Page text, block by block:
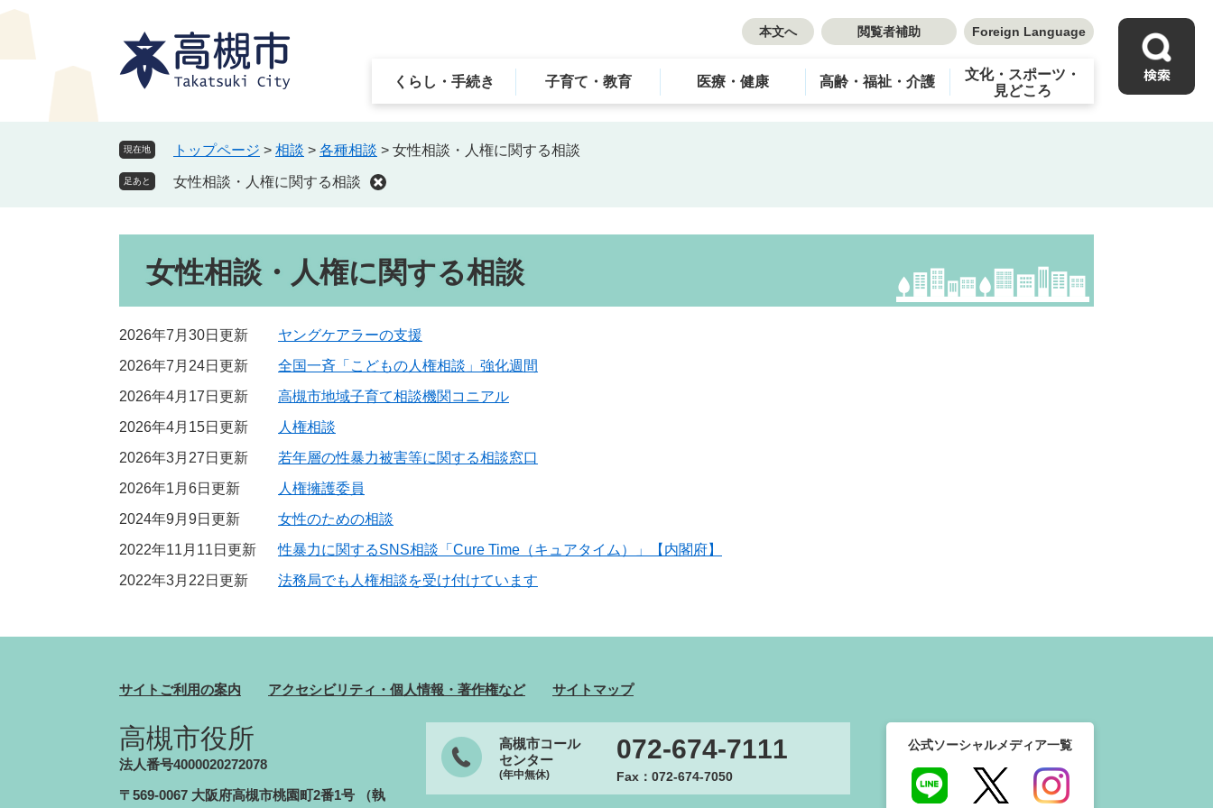
ペ
メ
本文へ 閲覧者補助 Foreign Language
くらし・手続き 子育て・教育 医療・健康 高齢・福祉・介護
文化・スポーツ・
見どころ
現在地 トップページ > 相談 > 各種相談 > 女性相談・人権に関する相談
足あと 女性相談・人権に関する相談
女性相談・人権に関する相談
2026年7月30日更新
ヤングケアラーの支援
2026年7月24日更新
全国一斉「こどもの人権相談」強化週間
2026年4月17日更新
高槻市地域子育て相談機関コニアル
2026年4月15日更新
人権相談
2026年3月27日更新
若年層の性暴力被害等に関する相談窓口
2026年1月6日更新
人権擁護委員
2024年9月9日更新
女性のための相談
2022年11月11日更新
性暴力に関するSNS相談「Cure Time（キュアタイム）」【内閣府】
2022年3月22日更新
法務局でも人権相談を受け付けています
サイトご利用の案内 アクセシビリティ・個人情報・著作権など サイトマップ
高槻市役所
法人番号4000020272078
〒569-0067 大阪府高槻市桃園町2番1号
（執
高槻市コール
センター
(年中無休)
072-674-7111
Fax：072-674-7050
公式ソーシャルメディア一覧